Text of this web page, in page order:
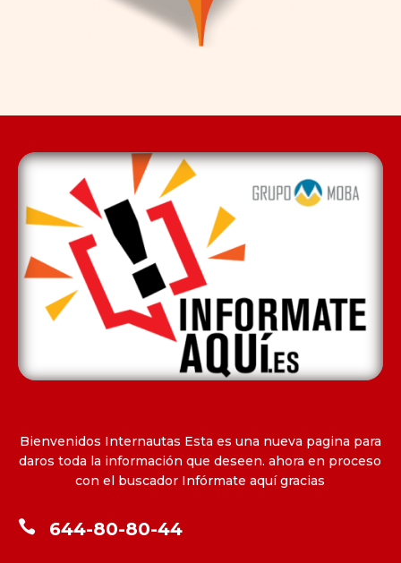
Bienvenidos Internautas Esta es una nueva pagina para
daros toda la información que deseen. ahora en proceso
con el buscador Infórmate aquí gracias
 644-80-80-44